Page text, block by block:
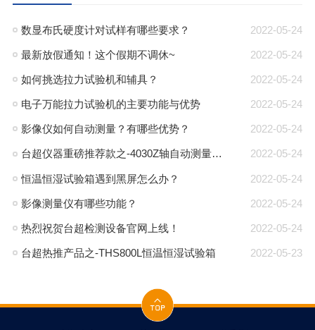
2022-05-24
数显布氏硬度计对试样有哪些要求？
2022-05-24
最新放假通知！这个假期不调休~
2022-05-24
如何挑选拉力试验机和辅具？
2022-05-24
电子万能拉力试验机的主要功能与优势
2022-05-24
影像仪如何自动测量？有哪些优势？
2022-05-24
台超仪器重磅推荐款之-4030Z轴自动测量仪！
2022-05-24
恒温恒湿试验箱遇到黑屏怎么办？
2022-05-24
影像测量仪有哪些功能？
2022-05-24
热烈祝贺台超检测设备官网上线！
2022-05-23
台超热推产品之-THS800L恒温恒湿试验箱